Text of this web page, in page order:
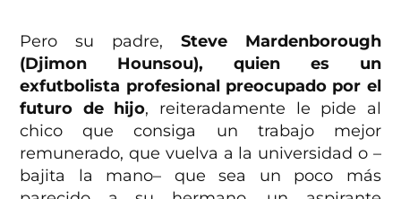
Pero su padre, Steve Mardenborough
(Djimon Hounsou), quien es un
exfutbolista profesional preocupado por el
futuro de hijo, reiteradamente le pide al
chico que consiga un trabajo mejor
remunerado, que vuelva a la universidad o –
bajita la mano– que sea un poco más